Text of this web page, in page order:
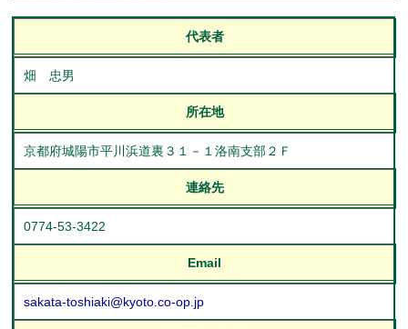
代表者
畑 忠男
所在地
京都府城陽市平川浜道裏３１－１洛南支部２Ｆ
連絡先
0774-53-3422
Email
sakata-toshiaki@kyoto.co-op.jp